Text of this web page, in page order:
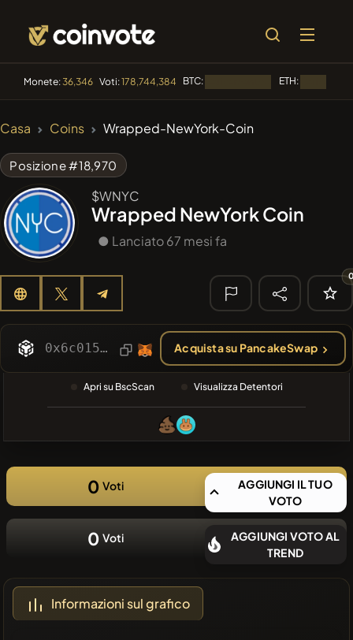
Monete:36,346 Voti:178,744,384 BTC: ETH:
TENDENZA
PERFI PEEFITOKEN
#1092
🔎 RICERCA
RECENTE
❌Nessuna
moneta
recente
Casa Coins Wrapped-NewYork-Coin
Posizione #18,970
$WNYC
Wrapped NewYork Coin
● Lanciato 67 mesi fa
0x6c015277b0f9b8c24b20bd8bbbd29fdb25738a69 Acquista su PancakeSwap
Apri su BscScan Visualizza Detentori
0 Voti
AGGIUNGI IL TUO
VOTO
0 Voti
AGGIUNGI VOTO AL
TREND
Informazioni sul grafico